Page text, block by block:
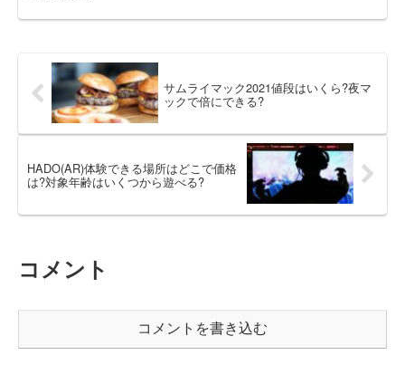
サムライマック2021値段はいくら?夜マ
ックで倍にできる?
HADO(AR)体験できる場所はどこで価格
は?対象年齢はいくつから遊べる?
コメント
コメントを書き込む